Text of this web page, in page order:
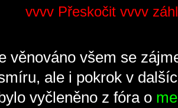
vvvv Přeskočit vvvv
věnováno všem se
ale i pokrok v
vyčleněno z fóra o